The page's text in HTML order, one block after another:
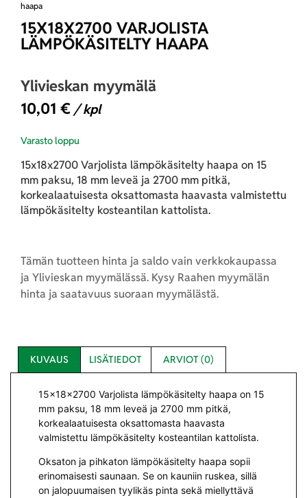
haapa
15X18X2700 VARJOLISTA
LÄMPÖKÄSITELTY HAAPA
Ylivieskan myymälä
10,01 € / kpl
Varasto loppu
15x18x2700 Varjolista lämpökäsitelty haapa on 15
mm paksu, 18 mm leveä ja 2700 mm pitkä,
korkealaatuisesta oksattomasta haavasta valmistettu
lämpökäsitelty kosteantilan kattolista.
Tämän tuotteen hinta ja saldo vain verkkokaupassa
ja Ylivieskan myymälässä. Kysy Raahen myymälän
hinta ja saatavuus suoraan myymälästä.
KUVAUS LISÄTIEDOT ARVIOT (0)
15x18x2700 Varjolista lämpökäsitelty haapa on 15
mm paksu, 18 mm leveä ja 2700 mm pitkä,
korkealaatuisesta oksattomasta haavasta
valmistettu lämpökäsitelty kosteantilan kattolista.
Oksaton ja pihkaton lämpökäsitelty haapa sopii
erinomaisesti saunaan. Se on kauniin ruskea, sillä
on jalopuumaisen tyylikäs pinta sekä miellyttävä